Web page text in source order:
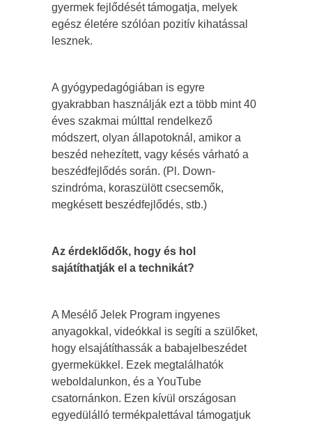
gyermek fejlődését támogatja, melyek
egész életére szólóan pozitív kihatással
lesznek.
A gyógypedagógiában is egyre
gyakrabban használják ezt a több mint 40
éves szakmai múlttal rendelkező
módszert, olyan állapotoknál, amikor a
beszéd nehezített, vagy késés várható a
beszédfejlődés során. (Pl. Down-
szindróma, koraszülött csecsemők,
megkésett beszédfejlődés, stb.)
Az érdeklődők, hogy és hol
sajátíthatják el a technikát?
A Mesélő Jelek Program ingyenes
anyagokkal, videókkal is segíti a szülőket,
hogy elsajátíthassák a babajelbeszédet
gyermekükkel. Ezek megtalálhatók
weboldalunkon, és a YouTube
csatornánkon. Ezen kívül országosan
egyedülálló termékpalettával támogatjuk